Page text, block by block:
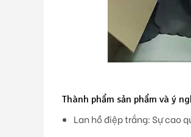
Thành phẩm sản phẩm và ý
Lan hồ điệp trắng: Sự cao